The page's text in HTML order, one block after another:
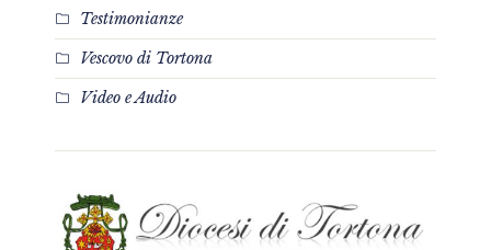
Testimonianze
Vescovo di Tortona
Video e Audio